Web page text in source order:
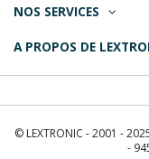
NOS SERVICES
A PROPOS DE
© LEXTRONIC - 2001 -
-